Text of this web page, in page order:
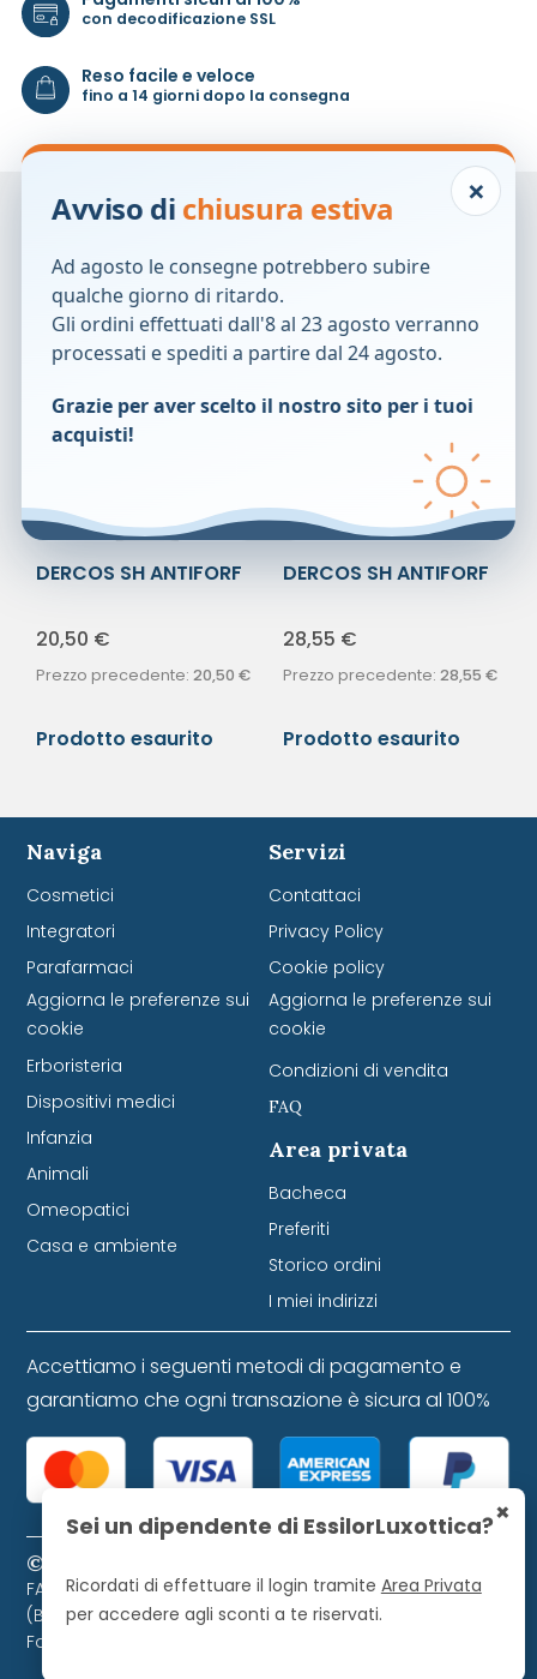
con decodificazione SSL
Reso facile e veloce
fino a 14 giorni dopo la consegna
Prodotti correlati
DERCOS SH ANTIFORF
20,50 €
Prezzo precedente: 20,50 €
Prodotto esaurito
DERCOS SH ANTIFORF
28,55 €
Prezzo precedente: 28,55 €
Prodotto esaurito
Naviga
Cosmetici
Integratori
Parafarmaci
Aggiorna le preferenze sui
cookie
Erboristeria
Dispositivi medici
Infanzia
Animali
Omeopatici
Casa e ambiente
Servizi
Contattaci
Privacy Policy
Cookie policy
Aggiorna le preferenze sui
cookie
Condizioni di vendita
FAQ
Area privata
Bacheca
Preferiti
Storico ordini
I miei indirizzi
Accettiamo i seguenti metodi di pagamento e
garantiamo che ogni transazione è sicura al 100%
© 2024 Farmacia Favretti S.r.l. P. IVA 01271120253
FARMACIA FAVRETTI S.R.L. Piazza Libertà, 9 - 32021 Agordo
(BL). Farmacista direttore iscritto all'Ordine dei
Farmacisti di Belluno, numero 728.
×
Sei un dipendente di EssilorLuxottica?
Ricordati di effettuare il login tramite Area Privata
per accedere agli sconti a te riservati.
×
Avviso di chiusura estiva
Ad agosto le consegne potrebbero subire
qualche giorno di ritardo.
Gli ordini effettuati dall'8 al 23 agosto verranno
processati e spediti a partire dal 24 agosto.
Grazie per aver scelto il nostro sito per i tuoi
acquisti!